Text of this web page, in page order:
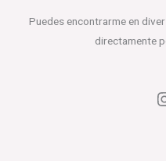
Puedes encontrarme en
directamente